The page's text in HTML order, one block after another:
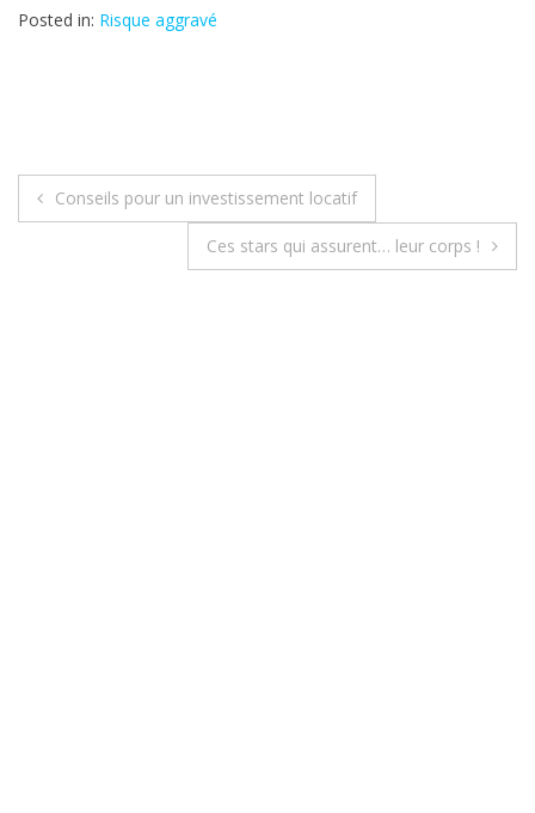
Posted in: Risque aggravé
N
Conseils pour un investissement locatif
Ces stars qui assurent… leur corps !